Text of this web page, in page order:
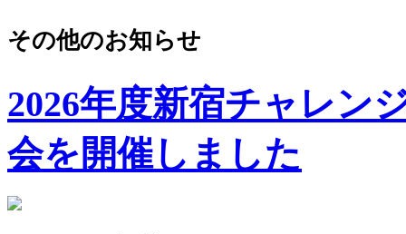
その他のお知らせ
2026年度新宿チャレン
会を開催しました